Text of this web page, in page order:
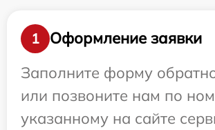
1
Оформление заявки
Заполните форму
или позвоните нам по
указанному на сайте